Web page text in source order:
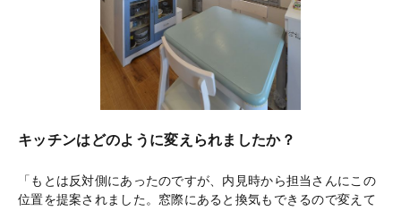
キッチンはどのように変えられましたか？
「もとは反対側にあったのですが、内見時から担当さんにこの
位置を提案されました。窓際にあると換気もできるので変えて